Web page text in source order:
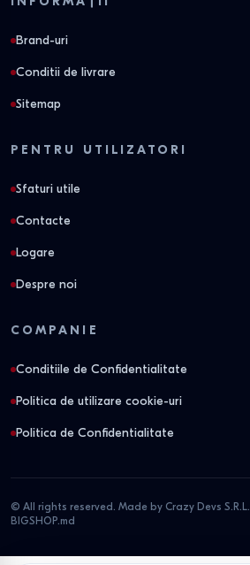
Brand-uri
Conditii de livrare
Sitemap
PENTRU UTILIZATORI
Sfaturi utile
Contacte
Logare
Despre noi
COMPANIE
Conditiile de Confidentialitate
Politica de utilizare cookie-uri
Politica de Confidentialitate
© All rights reserved. Made by Crazy Devs S.R.L.
BIGSHOP.md